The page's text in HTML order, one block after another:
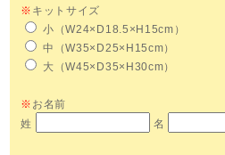
※ キットサイズ
小（W24×D18.5×H15cm）
中（W35×D25×H15cm）
大（W45×D35×H30cm）
※ お名前
姓
名